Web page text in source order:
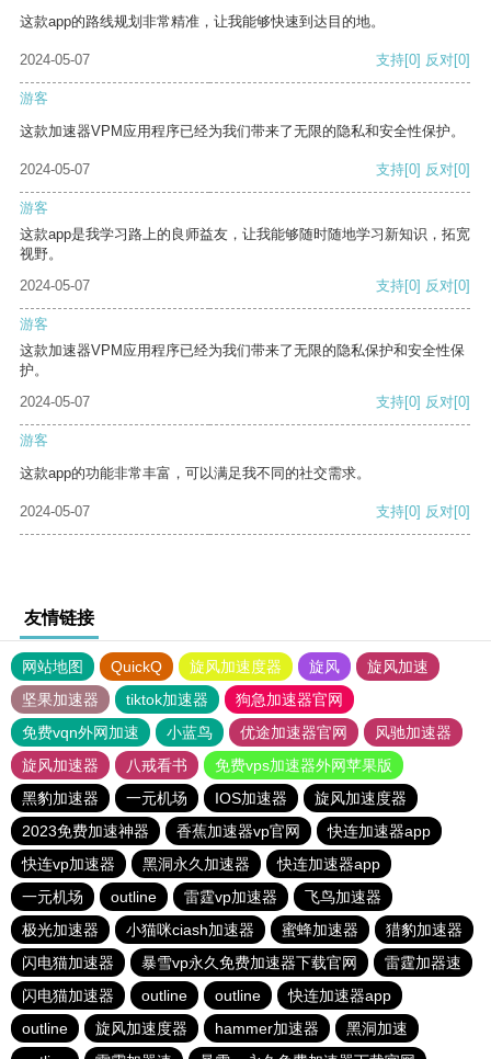
这款app的路线规划非常精准，让我能够快速到达目的地。
2024-05-07 支持[0] 反对[0]
游客
这款加速器VPM应用程序已经为我们带来了无限的隐私和安全性保护。
2024-05-07 支持[0] 反对[0]
游客
这款app是我学习路上的良师益友，让我能够随时随地学习新知识，拓宽
视野。
2024-05-07
支持[0] 反对[0]
游客
这款加速器VPM应用程序已经为我们带来了无限的隐私保护和安全性保
护。
2024-05-07
支持[0] 反对[0]
游客
这款app的功能非常丰富，可以满足我不同的社交需求。
2024-05-07 支持[0] 反对[0]
友情链接
网站地图 QuickQ 旋风加速度器 旋风
旋风加速
坚果加速器
tiktok加速器
狗急加速器官网
免费vqn外网加速
小蓝鸟 优途加速器官网
风驰加速器
旋风加速器
八戒看书
免费vps加速器外网苹果版
黑豹加速器
一元机场 IOS加速器
旋风加速度器
2023免费加速神器
香蕉加速器vp官网
快连加速器app
快连vp加速器
黑洞永久加速器
快连加速器app
一元机场
outline 雷霆vp加速器
飞鸟加速器
极光加速器
小猫咪ciash加速器 蜜蜂加速器
猎豹加速器
闪电猫加速器
暴雪vp永久免费加速器下载官网
雷霆加器速
闪电猫加速器
outline outline
快连加速器app
outline
旋风加速度器 hammer加速器
黑洞加速